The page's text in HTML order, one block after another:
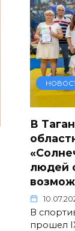
В
людей
В
прошел